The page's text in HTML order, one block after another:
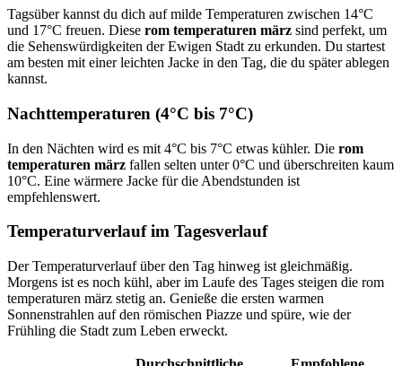
Tagsüber kannst du dich auf milde Temperaturen zwischen 14°C
und 17°C freuen. Diese rom temperaturen märz sind perfekt, um
die Sehenswürdigkeiten der Ewigen Stadt zu erkunden. Du startest
am besten mit einer leichten Jacke in den Tag, die du später ablegen
kannst.
Nachttemperaturen (4°C bis 7°C)
In den Nächten wird es mit 4°C bis 7°C etwas kühler. Die rom
temperaturen märz fallen selten unter 0°C und überschreiten kaum
10°C. Eine wärmere Jacke für die Abendstunden ist
empfehlenswert.
Temperaturverlauf im Tagesverlauf
Der Temperaturverlauf über den Tag hinweg ist gleichmäßig.
Morgens ist es noch kühl, aber im Laufe des Tages steigen die rom
temperaturen märz stetig an. Genieße die ersten warmen
Sonnenstrahlen auf den römischen Piazze und spüre, wie der
Frühling die Stadt zum Leben erweckt.